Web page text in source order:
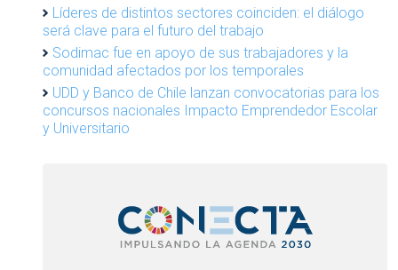
Líderes de distintos sectores coinciden: el diálogo
será clave para el futuro del trabajo
Sodimac fue en apoyo de sus trabajadores y la
comunidad afectados por los temporales
UDD y Banco de Chile lanzan convocatorias para los
concursos nacionales Impacto Emprendedor Escolar
y Universitario